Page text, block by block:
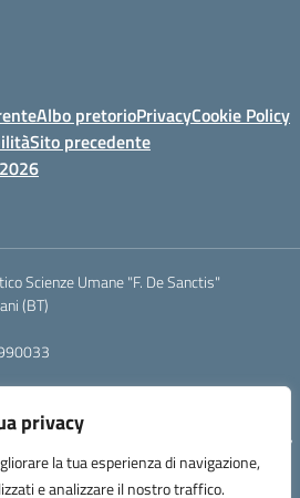
privacy
la tua esperienza di navigazione,
e analizzare il nostro traffico.
Albo pretorioPrivacyCookie Policy
Sito precedente
Scienze Umane "F. De Sanctis"
(BT)
- Codice Fiscale: 92058830727